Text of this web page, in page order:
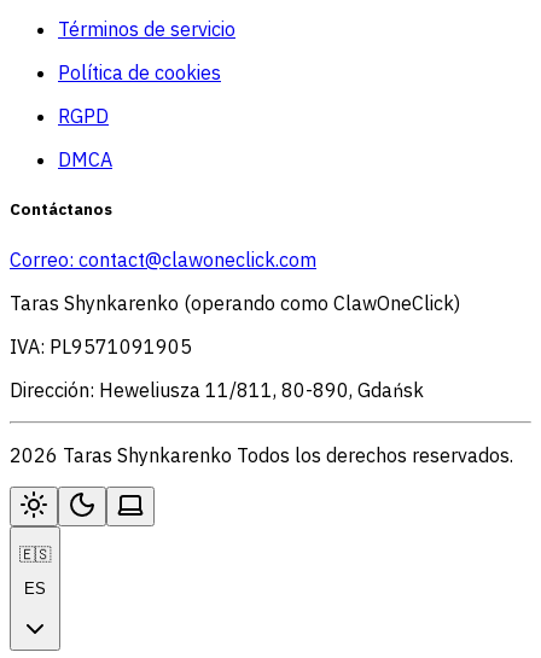
Términos de servicio
Política de cookies
RGPD
DMCA
Contáctanos
Correo: contact@clawoneclick.com
Taras Shynkarenko (operando como ClawOneClick)
IVA: PL9571091905
Dirección: Heweliusza 11/811, 80-890, Gdańsk
2026 Taras Shynkarenko Todos los derechos reservados.
🇪🇸
ES